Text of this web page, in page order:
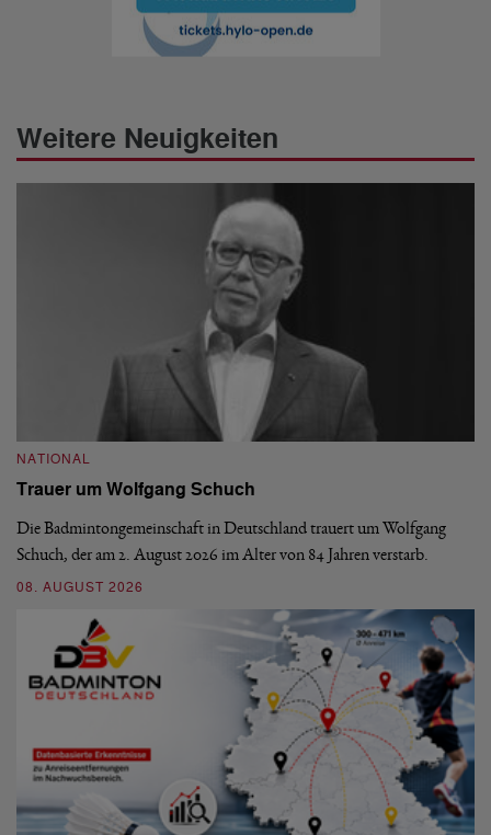
Weitere Neuigkeiten
NATIONAL
Trauer um Wolfgang Schuch
Die Badmintongemeinschaft in Deutschland trauert um Wolfgang
Schuch, der am 2. August 2026 im Alter von 84 Jahren verstarb.
08. AUGUST 2026